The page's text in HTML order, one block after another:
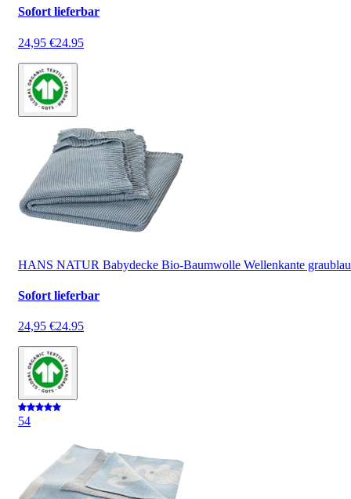
Sofort lieferbar
24,95 €24.95
HANS NATUR Babydecke Bio-Baumwolle Wellenkante graublau
Sofort lieferbar
24,95 €24.95
54